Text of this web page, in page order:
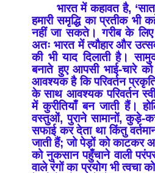
भारत में कहावत है,
हमारी समृद्धि का प्रतीक
नहीं जा सकते। गरीब के लिए
अतः भारत में त्यौहार और
की भी याद दिलाती है।
बनाते हुए आपसी भाई-चारे
आवश्यक है कि परिवर्तन
के साथ आवश्यक परिवर्तन
में कुरीतियाँ बन जाती हैं।
वस्तुओं, पुराने सामानों, कुड़े-
सफाई कर देता था किंतु
जाती हैं; जो पेड़ों को काटकर
को नुकसान पहुँचाने वाली
वाले रंगों का प्रयोग भी त्वचा